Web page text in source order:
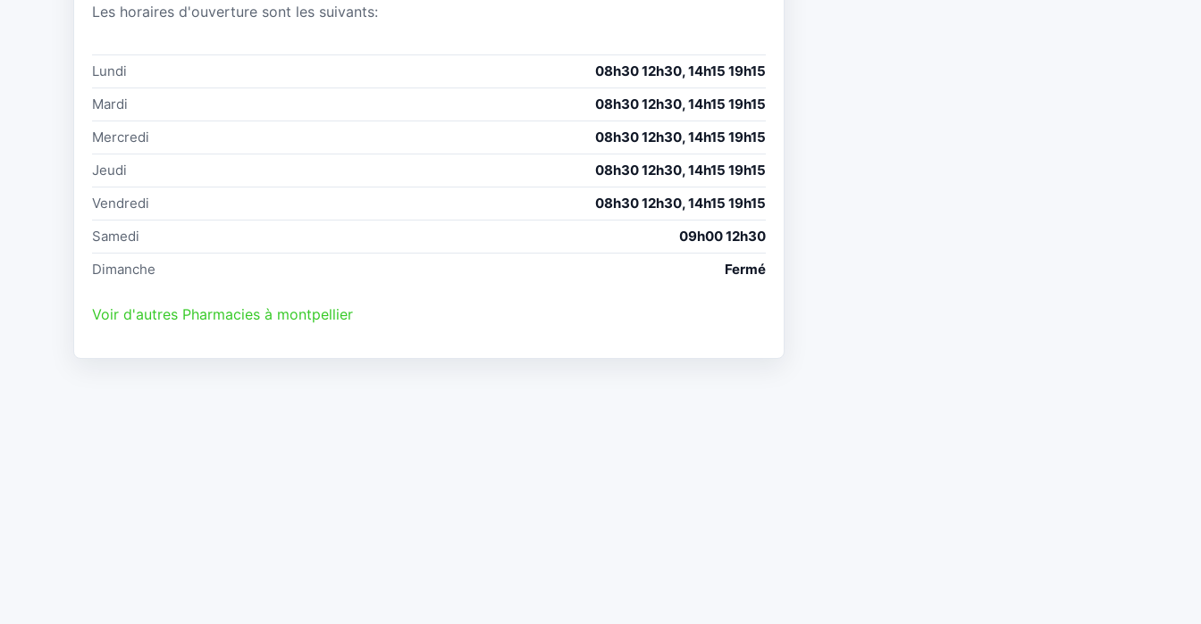
Les horaires d'ouverture sont les suivants:
Lundi
08h30 12h30, 14h15 19h15
Mardi
08h30 12h30, 14h15 19h15
Mercredi
08h30 12h30, 14h15 19h15
Jeudi
08h30 12h30, 14h15 19h15
Vendredi
08h30 12h30, 14h15 19h15
Samedi
09h00 12h30
Dimanche
Fermé
Voir d'autres Pharmacies à montpellier